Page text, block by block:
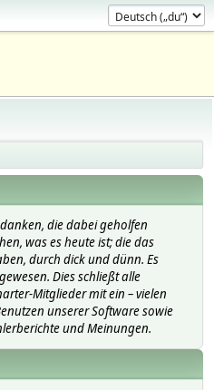
die dabei geholfen
was es heute ist; die das
durch dick und dünn. Es
Dies schließt alle
Mitglieder mit ein – vielen
unserer Software sowie
und Meinungen.